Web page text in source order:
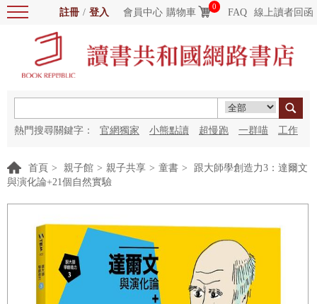
註冊 / 登入 會員中心 購物車
0
FAQ 線上讀者回函
熱門搜尋關鍵字： 官網獨家 小熊點讀 超慢跑 一群喵 工作
首頁 > 親子館 > 親子共享 > 童書 >
跟大師學創造力3：達爾文
與演化論+21個自然實驗